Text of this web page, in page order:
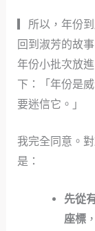
▎所以，年份
回到淑芳的故
年份小批次放
下：「年份是
要迷信它。」
我完全同意。
是：
先從
座標